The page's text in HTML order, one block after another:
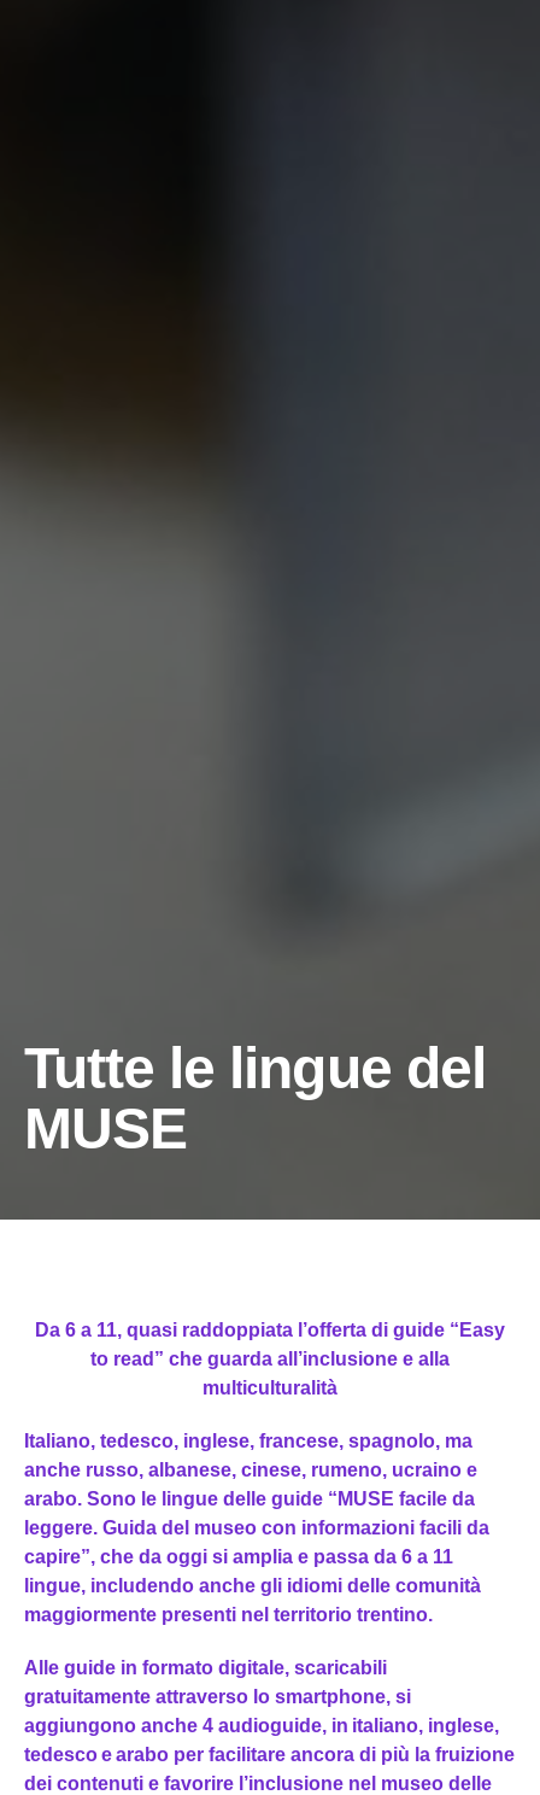
Tutte le lingue del
MUSE
Da 6 a 11, quasi raddoppiata l’offerta di guide “Easy
to read” che guarda all’inclusione e alla
multiculturalità
Italiano, tedesco, inglese, francese, spagnolo, ma
anche russo, albanese, cinese, rumeno, ucraino e
arabo. Sono le lingue delle guide “MUSE facile da
leggere. Guida del museo con informazioni facili da
capire”, che da oggi si amplia e passa da 6 a 11
lingue, includendo anche gli idiomi delle comunità
maggiormente presenti nel territorio trentino.
Alle guide in formato digitale, scaricabili
gratuitamente attraverso lo smartphone, si
aggiungono anche 4 audioguide, in italiano, inglese,
tedesco e arabo per facilitare ancora di più la fruizione
dei contenuti e favorire l’inclusione nel museo delle